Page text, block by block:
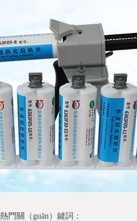
熱門關（guān）鍵詞：